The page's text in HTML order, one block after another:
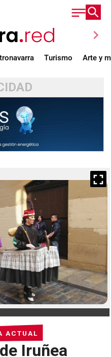
chevron_right
Turismo Arte y
ACTUAL
Iruñea